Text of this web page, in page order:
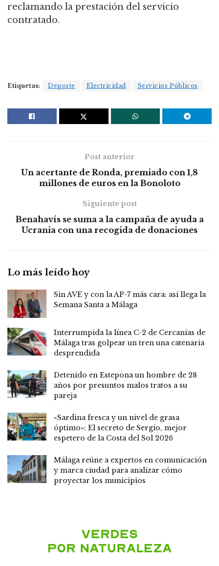
reclamando la prestación del servicio
contratado.
Etiquetas: Deporte Electricidad Servicios Públicos
Post anterior
Un acertante de Ronda, premiado con 1,8
millones de euros en la Bonoloto
Siguiente post
Benahavís se suma a la campaña de ayuda a
Ucrania con una recogida de donaciones
Lo más leído hoy
Sin AVE y con la AP-7 más cara: así llega la
Semana Santa a Málaga
Interrumpida la línea C-2 de Cercanías de
Málaga tras golpear un tren una catenaria
desprendida
Detenido en Estepona un hombre de 28
años por presuntos malos tratos a su
pareja
«Sardina fresca y un nivel de grasa
óptimo»: El secreto de Sergio, mejor
espetero de la Costa del Sol 2026
Málaga reúne a expertos en comunicación
y marca ciudad para analizar cómo
proyectar los municipios